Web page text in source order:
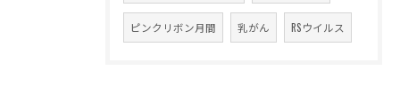
ピンクリボン月間 乳がん RSウイルス